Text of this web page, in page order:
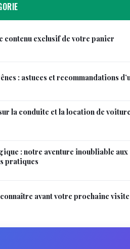
contenu exclusif de votre panier
: astuces et recommandations
la conduite et la location de
: notre aventure inoubliable
pratiques
avant votre prochaine visite